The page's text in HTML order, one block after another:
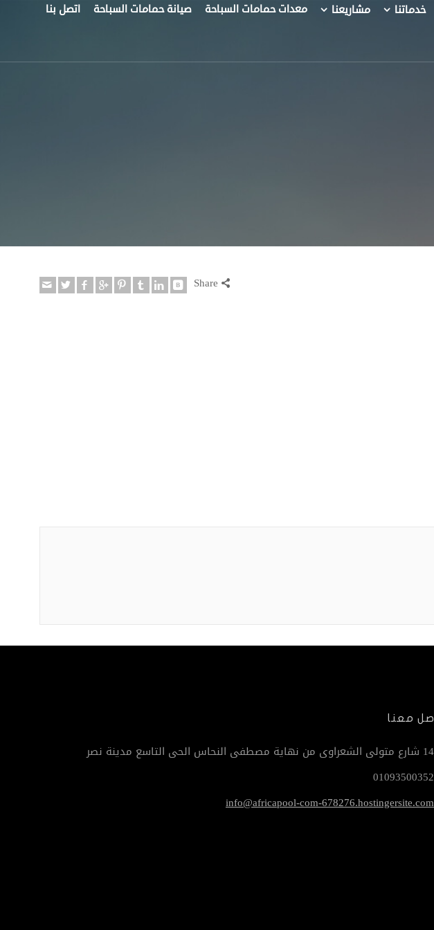
خدماتنا مشاريعنا معدات حمامات السباحة صيانة حمامات السباحة اتصل بنا
Share
معنا
14 شارع متولى الشعراوى من نهاية مصطفى النحاس الحى التاسع مدينة نصر
01093500352
info@africapool-com-678276.hostingersite.com